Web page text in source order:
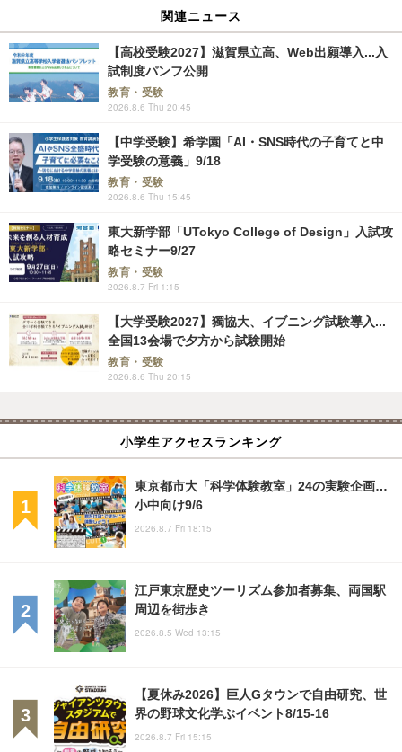
関連ニュース
【高校受験2027】滋賀県立高、Web出願導入...入
試制度パンフ公開
教育・受験
2026.8.6 Thu 20:45
【中学受験】希学園「AI・SNS時代の子育てと中
学受験の意義」9/18
教育・受験
2026.8.6 Thu 15:45
東大新学部「UTokyo College of Design」入試攻
略セミナー9/27
教育・受験
2026.8.7 Fri 1:15
【大学受験2027】獨協大、イブニング試験導入...
全国13会場で夕方から試験開始
教育・受験
2026.8.6 Thu 20:15
小学生アクセスランキング
東京都市大「科学体験教室」24の実験企画…
小中向け9/6
2026.8.7 Fri 18:15
江戸東京歴史ツーリズム参加者募集、両国駅
周辺を街歩き
2026.8.5 Wed 13:15
【夏休み2026】巨人Gタウンで自由研究、世
界の野球文化学ぶイベント8/15-16
2026.8.7 Fri 15:15